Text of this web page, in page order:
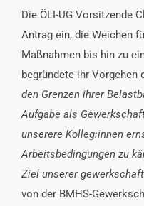
Die ÖLI-UG Vorsitzende
Antrag ein, die Weichen
Maßnahmen bis hin zu
begründete ihr Vorgehen
den Grenzen ihrer
Aufgabe als
unserere Kolleg:innen
Arbeitsbedingungen zu
Ziel unserer
von der BMHS-